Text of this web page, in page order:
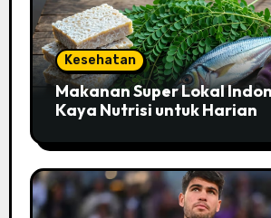
Kesehatan
Makanan Super Lokal
Kaya Nutrisi untuk Harian